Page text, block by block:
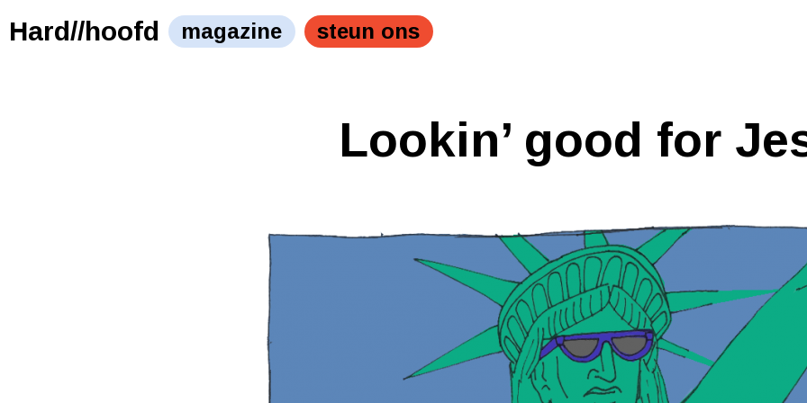
Hard//hoofd magazine steun ons
Lookin’ good for